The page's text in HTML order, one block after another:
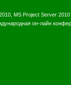
MS Project Server 2010
он-лайн